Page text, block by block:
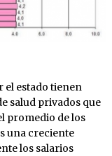
el estado tienen
salud privados que
promedio de los
una creciente
los salarios